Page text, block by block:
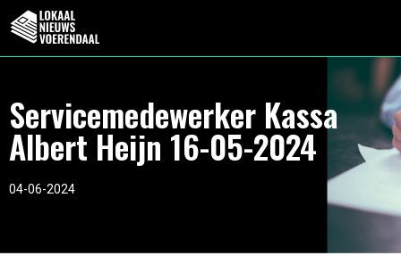
Servicemedewerker Kassa
Albert Heijn 16-05-2024
04-06-2024